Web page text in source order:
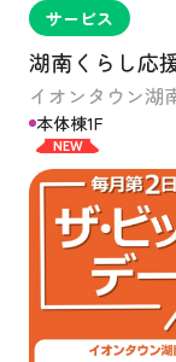
サービス
湖南くらし応
イオンタウン湖
本体棟1F
NEW